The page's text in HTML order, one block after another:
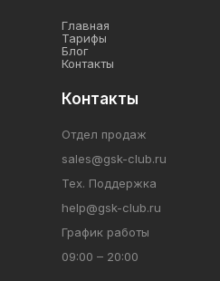
Главная
Тарифы
Блог
Контакты
Контакты
Отдел продаж
sales@gsk-club.ru
Тех. Поддержка
help@gsk-club.ru
График работы
09:00 – 20:00